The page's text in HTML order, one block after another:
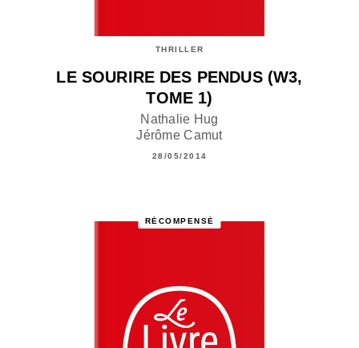
THRILLER
LE SOURIRE DES PENDUS (W3,
TOME 1)
Nathalie Hug
Jérôme Camut
28/05/2014
RÉCOMPENSÉ